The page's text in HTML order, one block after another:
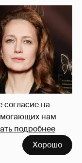
согласие на
нам
подробнее
Хорошо
подтвердил